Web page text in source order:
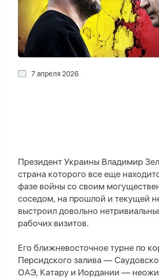
7 апреля 2026
Президент Украины Владимир
страна которого все еще
фазе войны со своим
соседом, на прошлой и текущей
выстроил довольно
рабочих визитов.
Его ближневосточное турне по
Персидского залива —
ОАЭ, Катару и Иордании —